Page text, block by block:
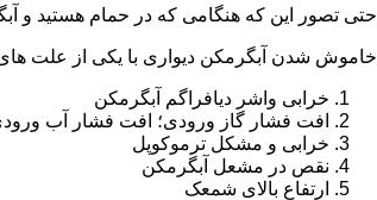
حتی تصور این که هنگامی که در حمام هستید
خاموش شدن آبگرمکن دیواری با یکی از علت
خرابی واشر دیافراگم آبگرمکن
افت فشار گاز ورودی؛ افت فشار آب
خرابی و مشکل ترموکوپل
نقص در مشعل آبگرمکن
ارتفاع بالای شمعک